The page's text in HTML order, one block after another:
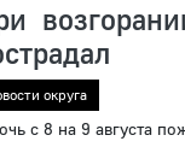
округа
с 8 на 9 августа